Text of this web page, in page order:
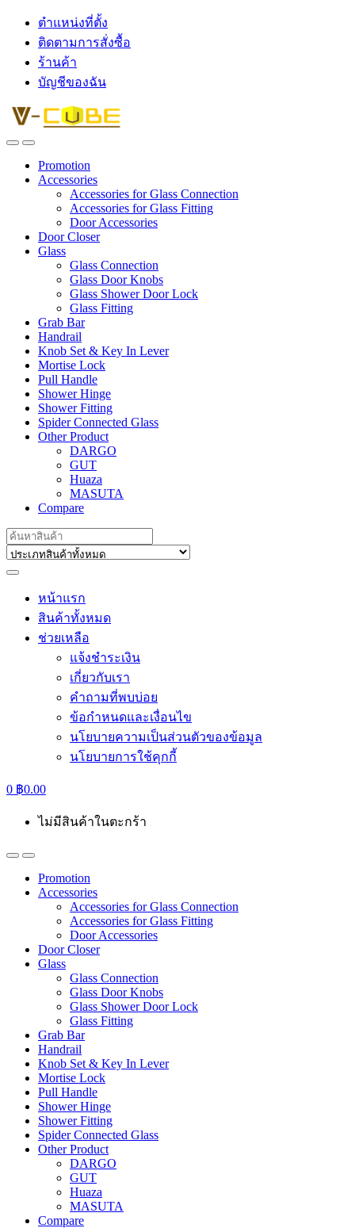
ตำแหน่งที่ตั้ง
ติดตามการสั่งซื้อ
ร้านค้า
บัญชีของฉัน
Promotion
Accessories
Accessories for Glass Connection
Accessories for Glass Fitting
Door Accessories
Door Closer
Glass
Glass Connection
Glass Door Knobs
Glass Shower Door Lock
Glass Fitting
Grab Bar
Handrail
Knob Set & Key In Lever
Mortise Lock
Pull Handle
Shower Hinge
Shower Fitting
Spider Connected Glass
Other Product
DARGO
GUT
Huaza
MASUTA
Compare
Search
for:
หน้าแรก
สินค้าทั้งหมด
ช่วยเหลือ
แจ้งชำระเงิน
เกี่ยวกับเรา
คำถามที่พบบ่อย
ข้อกำหนดและเงื่อนไข
นโยบายความเป็นส่วนตัวของข้อมูล
นโยบายการใช้คุกกี้
0 ฿0.00
ไม่มีสินค้าในตะกร้า
Promotion
Accessories
Accessories for Glass Connection
Accessories for Glass Fitting
Door Accessories
Door Closer
Glass
Glass Connection
Glass Door Knobs
Glass Shower Door Lock
Glass Fitting
Grab Bar
Handrail
Knob Set & Key In Lever
Mortise Lock
Pull Handle
Shower Hinge
Shower Fitting
Spider Connected Glass
Other Product
DARGO
GUT
Huaza
MASUTA
Compare